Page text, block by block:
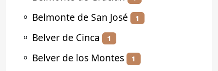
⚬ Belmonte de San José 1
⚬ Belver de Cinca 1
⚬ Belver de los Montes 1